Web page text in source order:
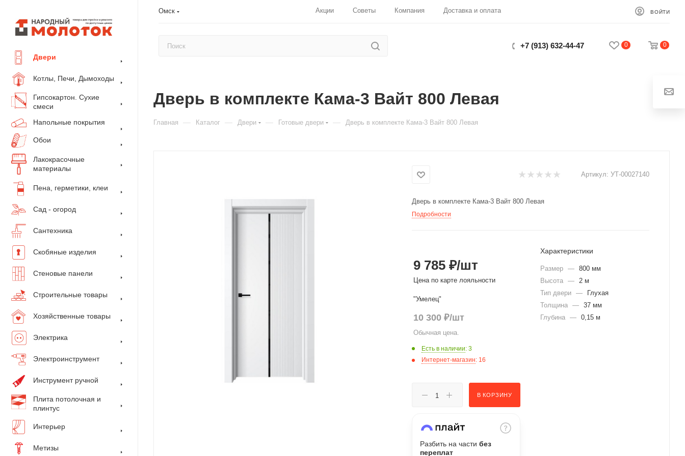
Омск Акции Советы Компания Доставка и оплата ВОЙТИ
0 0
+7 (913) 632-44-47
Двери
Котлы, Печи, Дымоходы
Гипсокартон. Сухие
смеси
Напольные покрытия
Обои
Лакокрасочные
материалы
Пена, герметики, клеи
Сад - огород
Сантехника
Скобяные изделия
Стеновые панели
Строительные товары
Хозяйственные товары
Электрика
Электроинструмент
Инструмент ручной
Плита потолочная и
плинтус
Интерьер
Метизы
Дверь в комплекте Кама-3 Вайт 800 Левая
Главная — Каталог — Двери — Готовые двери — Дверь в комплекте Кама-3 Вайт 800 Левая
Артикул: УТ-00027140
Дверь в комплекте Кама-3 Вайт 800 Левая
Подробности
9 785 ₽/шт
Цена по карте лояльности
"Умелец"
10 300₽/шт
Обычная цена.
Есть в наличии: 3
Интернет-магазин: 16
В КОРЗИНУ
Разбить на части без
переплат
Характеристики
Размер —
800 мм
Высота —
2 м
Тип двери —
Глухая
Толщина —
37 мм
Глубина — 0,15 м
График платежей
% картой любого банка